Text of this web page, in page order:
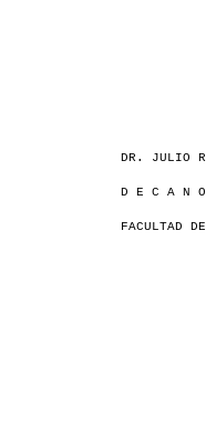
DR. JULIO
D E C A N O
FACULTAD